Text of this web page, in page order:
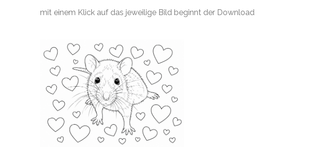
mit einem Klick auf das jeweilige Bild beginnt der Download